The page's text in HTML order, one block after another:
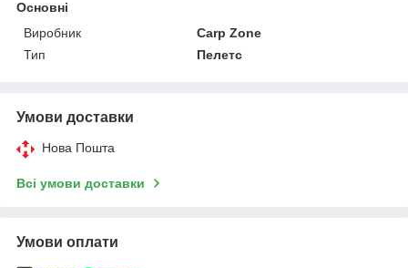
Основні
Виробник
Carp Zone
Тип
Пелетс
Умови доставки
Нова Пошта
Всі умови доставки
Умови оплати